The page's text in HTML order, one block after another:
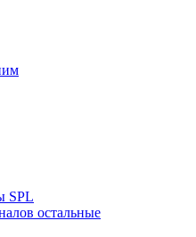
SPL
остальные